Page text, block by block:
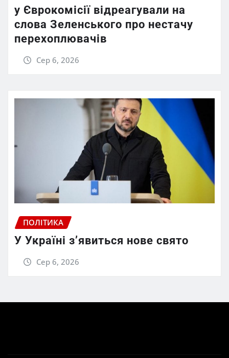
у Єврокомісії відреагували на
слова Зеленського про нестачу
перехоплювачів
Сер 6, 2026
ПОЛІТИКА
У Україні з’явиться нове свято
Сер 6, 2026